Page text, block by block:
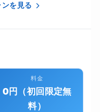
を見る
料金
0円（初回限定無
料）